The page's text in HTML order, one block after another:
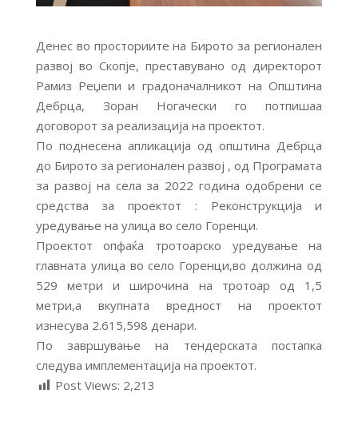
Денес во просториите на Бирото за регионален
развој во Скопје, преставувано од директорот
Рамиз Реџепи и градоначалникот на Општина
Дебрца, Зоран Ногачески го потпишаа
договорот за реализација на проектот.
По поднесена апликација од општина Дебрца
до Бирото за регионален развој , од Програмата
за развој на села за 2022 година одобрени се
средства за проектот : Pеконструкција и
уредување на улица во село Горенци.
Проектот опфаќа тротоарско уредување на
главната улица во село Горенци,во должина од
529 метри и широчина на тротоар од 1,5
метри,а вкупната вредност на проектот
изнесува 2.615,598 денари.
По завршување на тендерската постапка
следува имплементација на проектот.
Post Views: 2,213